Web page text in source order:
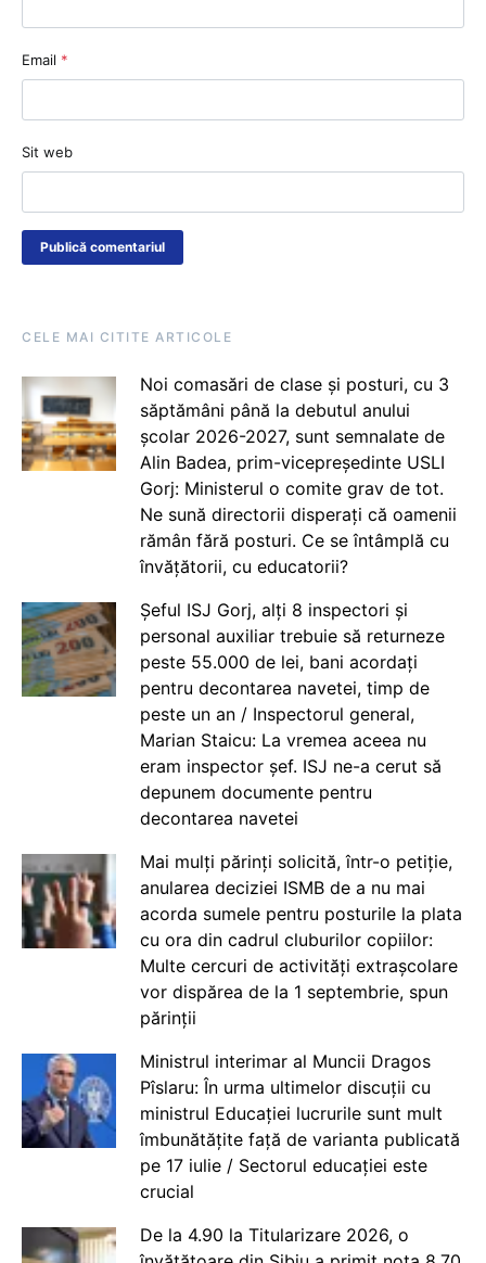
Email *
Sit web
CELE MAI CITITE ARTICOLE
Noi comasări de clase și posturi, cu 3
săptămâni până la debutul anului
școlar 2026-2027, sunt semnalate de
Alin Badea, prim-vicepreședinte USLI
Gorj: Ministerul o comite grav de tot.
Ne sună directorii disperați că oamenii
rămân fără posturi. Ce se întâmplă cu
învățătorii, cu educatorii?
Șeful ISJ Gorj, alți 8 inspectori și
personal auxiliar trebuie să returneze
peste 55.000 de lei, bani acordați
pentru decontarea navetei, timp de
peste un an / Inspectorul general,
Marian Staicu: La vremea aceea nu
eram inspector șef. ISJ ne-a cerut să
depunem documente pentru
decontarea navetei
Mai mulți părinți solicită, într-o petiție,
anularea deciziei ISMB de a nu mai
acorda sumele pentru posturile la plata
cu ora din cadrul cluburilor copiilor:
Multe cercuri de activități extrașcolare
vor dispărea de la 1 septembrie, spun
părinții
Ministrul interimar al Muncii Dragos
Pîslaru: În urma ultimelor discuții cu
ministrul Educației lucrurile sunt mult
îmbunătățite față de varianta publicată
pe 17 iulie / Sectorul educației este
crucial
De la 4.90 la Titularizare 2026, o